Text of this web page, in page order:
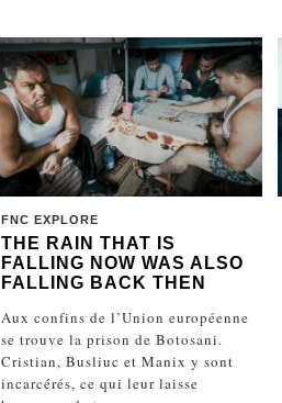
FNC EXPLORE
THE RAIN THAT IS
FALLING NOW WAS ALSO
FALLING BACK THEN
Aux confins de l’Union européenne
se trouve la prison de Botosani.
Cristian, Busliuc et Manix y sont
incarcérés, ce qui leur laisse